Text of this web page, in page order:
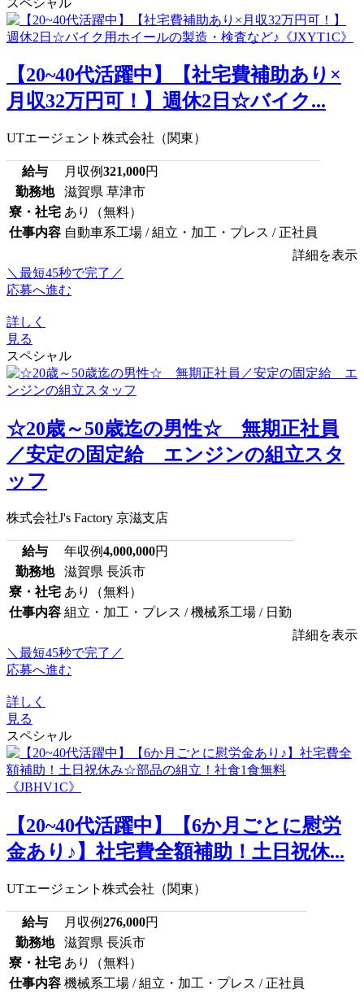
【20~40代活躍中】【社宅費補助あり×
月収32万円可！】週休2日☆バイク...
UTエージェント株式会社（関東）
給与 月収例321,000円
勤務地
滋賀県 草津市
寮・社宅 あり（無料）
仕事内容 自動車系工場 / 組立・加工・プレス / 正社員
詳細を表示
＼最短45秒で完了／
応募へ進む
詳しく
見る
スペシャル
☆20歳～50歳迄の男性☆ 無期正社員
／安定の固定給 エンジンの組立スタ
ッフ
株式会社J's Factory 京滋支店
給与 年収例4,000,000円
勤務地
滋賀県 長浜市
寮・社宅 あり（無料）
仕事内容 組立・加工・プレス / 機械系工場 / 日勤
詳細を表示
＼最短45秒で完了／
応募へ進む
詳しく
見る
スペシャル
【20~40代活躍中】【6か月ごとに慰労
金あり♪】社宅費全額補助！土日祝休...
UTエージェント株式会社（関東）
給与 月収例276,000円
勤務地
滋賀県 長浜市
寮・社宅 あり（無料）
仕事内容 機械系工場 / 組立・加工・プレス / 正社員